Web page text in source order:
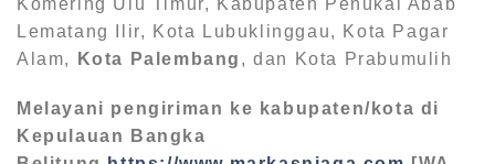
Lematang Ilir, Kota Lubuklinggau, Kota Pagar
Alam,
Kota Palembang , dan Kota Prabumulih
Melayani pengiriman ke kabupaten/kota di
Kepulauan Bangka